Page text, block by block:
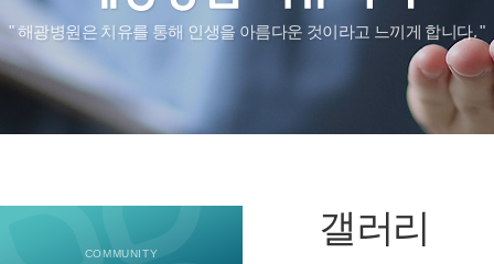
심볼&로고
병원조직도
병원둘러보
찾아오시는
평일
09:00 ~ 12:30 / 13:30 ~ 17:00
토요일09:00 ~ 15:00
" 해광병원은 치유를 통해 인생을 아름다운 것이라고 느끼게 합니다. "
COMMUNITY
갤러리